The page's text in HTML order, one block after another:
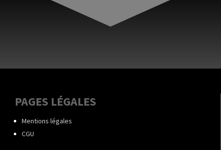
PAGES LÉGALES
Mentions légales
CGU